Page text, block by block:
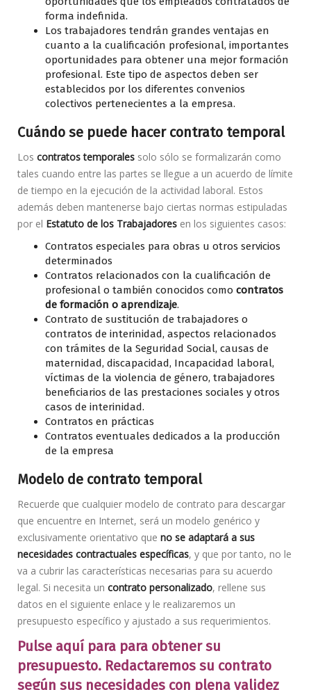
forma indefinida.
Los trabajadores tendrán grandes ventajas en
cuanto a la cualificación profesional, importantes
oportunidades para obtener una mejor formación
profesional. Este tipo de aspectos deben ser
establecidos por los diferentes convenios
colectivos pertenecientes a la empresa.
Cuándo se puede hacer contrato temporal
Los contratos temporales solo sólo se formalizarán como
tales cuando entre las partes se llegue a un acuerdo de límite
de tiempo en la ejecución de la actividad laboral. Estos
además deben mantenerse bajo ciertas normas estipuladas
por el Estatuto de los Trabajadores en los siguientes casos:
Contratos especiales para obras u otros servicios
determinados
Contratos relacionados con la cualificación de
profesional o también conocidos como contratos
de formación o aprendizaje.
Contrato de sustitución de trabajadores o
contratos de interinidad, aspectos relacionados
con trámites de la Seguridad Social, causas de
maternidad, discapacidad, Incapacidad laboral,
víctimas de la violencia de género, trabajadores
beneficiarios de las prestaciones sociales y otros
casos de interinidad.
Contratos en prácticas
Contratos eventuales dedicados a la producción
de la empresa
Modelo de contrato temporal
Recuerde que cualquier modelo de contrato para descargar
que encuentre en Internet, será un modelo genérico y
exclusivamente orientativo que no se adaptará a sus
necesidades contractuales específicas, y que por tanto, no le
va a cubrir las características necesarias para su acuerdo
legal. Si necesita un contrato personalizado, rellene sus
datos en el siguiente enlace y le realizaremos un
presupuesto específico y ajustado a sus requerimientos.
Pulse aquí para para obtener su
presupuesto. Redactaremos su contrato
según sus necesidades con plena validez